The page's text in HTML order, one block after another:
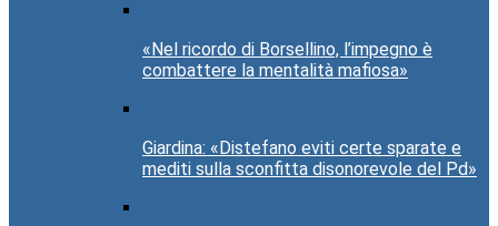
«Nel ricordo di Borsellino, l’impegno è
combattere la mentalità mafiosa»
Giardina: «Distefano eviti certe sparate e
mediti sulla sconfitta disonorevole del Pd»